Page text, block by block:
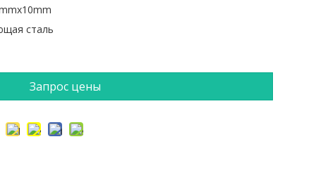
сталь
Запрос цены